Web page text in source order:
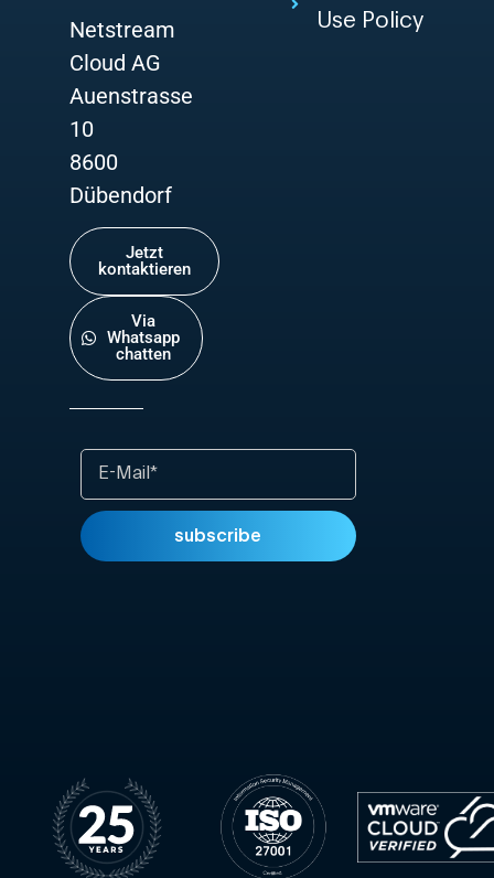
Netstream
Cloud AG
Auenstrasse
10
8600
Dübendorf
Jetzt
kontaktieren
Via
Whatsapp
chatten
Use Policy